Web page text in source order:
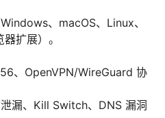
、macOS、Linux、
扩展）。
、OpenVPN/WireGuard 协
漏、Kill Switch、DNS 漏洞